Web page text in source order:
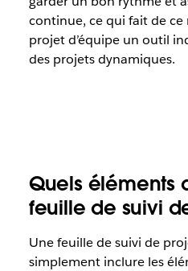
continue, ce qui fait de ce
projet d’équipe un outil
des projets dynamiques.
Quels éléments
feuille de suivi
Une feuille de suivi de
simplement inclure les